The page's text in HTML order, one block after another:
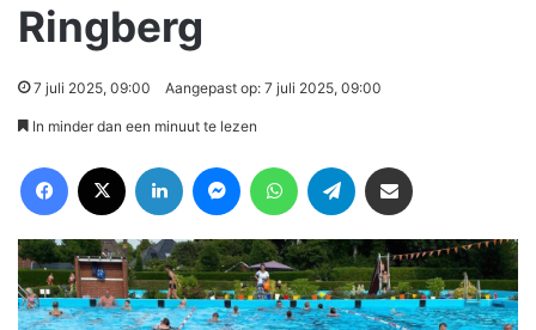
Ringberg
7 juli 2025, 09:00 Aangepast op: 7 juli 2025, 09:00
In minder dan een minuut te lezen